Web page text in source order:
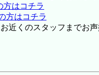
方はコチラ
方はコチラ
近くのスタッフまでお声